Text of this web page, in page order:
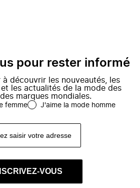
pour rester informé
à découvrir les nouveautés, les
les actualités de la mode des
marques mondiales.
femme J'aime la mode homme
VOUS